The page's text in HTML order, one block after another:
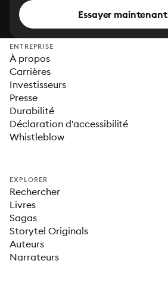
Essayer maintenant
ENTREPRISE
À propos
Carrières
Investisseurs
Presse
Durabilité
Déclaration d'accessibilité
Whistleblow
EXPLORER
Rechercher
Livres
Sagas
Storytel Originals
Auteurs
Narrateurs